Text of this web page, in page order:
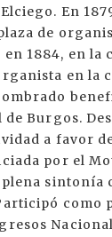
En
de
1884, en la
en la
Burgos.
a favor
por el
plena sintonía
como